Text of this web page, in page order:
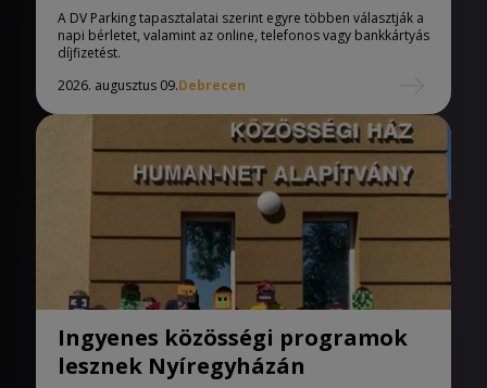
A DV Parking tapasztalatai szerint egyre többen választják a
napi bérletet, valamint az online, telefonos vagy bankkártyás
díjfizetést.
2026. augusztus 09.Debrecen
Ingyenes közösségi programok
lesznek Nyíregyházán